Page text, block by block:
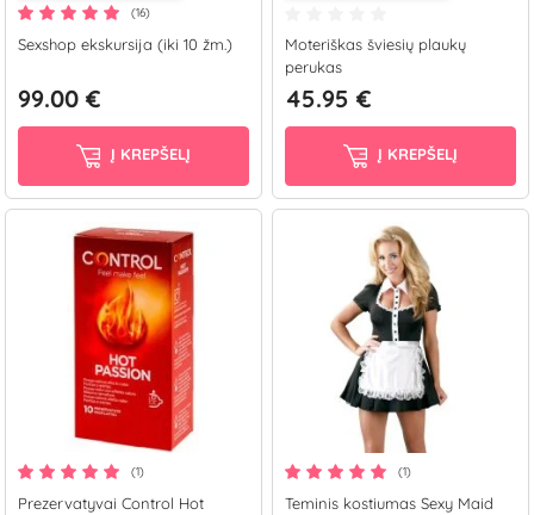
(16)
Sexshop ekskursija (iki 10 žm.)
99.00 €
Į KREPŠELĮ
Moteriškas šviesių plaukų
perukas
45.95 €
Į KREPŠELĮ
(1)
Prezervatyvai Control Hot
(1)
Teminis kostiumas Sexy Maid